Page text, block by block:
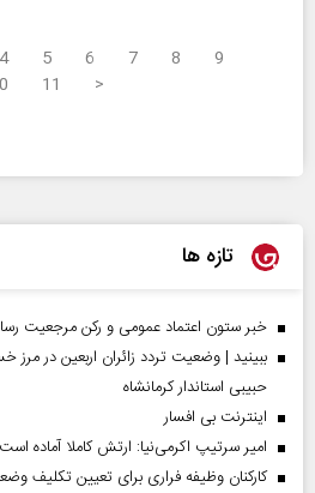
4 5 6 7 8
9
11 >
تازه ها
خبر ستون اعتماد عمومی و رکن مرجعیت
ببینید | وضعیت تردد زائران اربعین در مرز
حبیبی استاندار کرمانشاه
اینترنت بی افسار
امیر سرتیپ اکرمی‌نیا: ارتش کاملا آماده است
کارکنان وظیفه فراری برای تعیین تکلیف